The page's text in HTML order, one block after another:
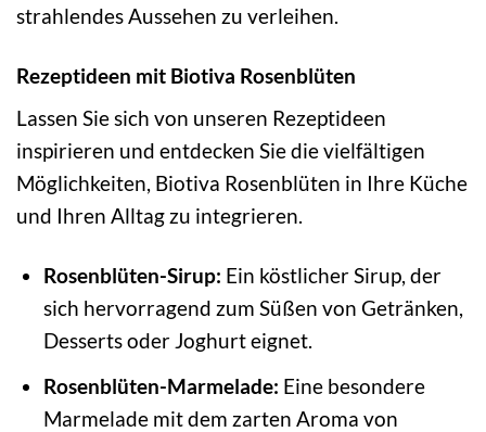
strahlendes Aussehen zu verleihen.
Rezeptideen mit Biotiva Rosenblüten
Lassen Sie sich von unseren Rezeptideen
inspirieren und entdecken Sie die vielfältigen
Möglichkeiten, Biotiva Rosenblüten in Ihre Küche
und Ihren Alltag zu integrieren.
Rosenblüten-Sirup: Ein köstlicher Sirup, der
sich hervorragend zum Süßen von Getränken,
Desserts oder Joghurt eignet.
Rosenblüten-Marmelade: Eine besondere
Marmelade mit dem zarten Aroma von